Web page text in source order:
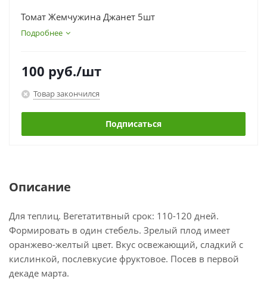
Томат Жемчужина Джанет 5шт
Подробнее
100 руб./шт
Товар закончился
Подписаться
Описание
Для теплиц. Вегетатитвный срок: 110-120 дней.
Формировать в один стебель. Зрелый плод имеет
оранжево-желтый цвет. Вкус освежающий, сладкий с
кислинкой, послевкусие фруктовое. Посев в первой
декаде марта.